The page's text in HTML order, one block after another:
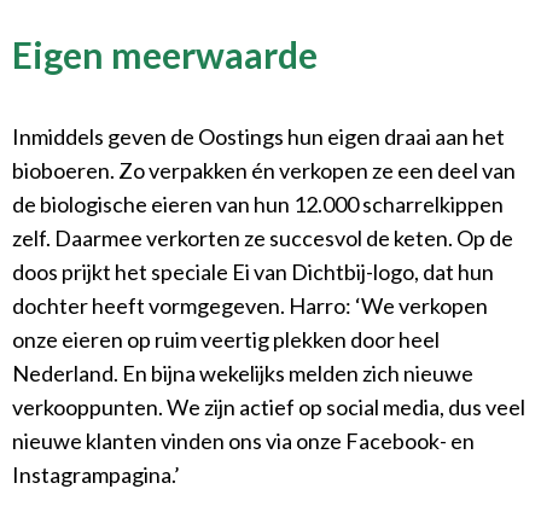
Eigen meerwaarde
Inmiddels geven de Oostings hun eigen draai aan het
bioboeren. Zo verpakken én verkopen ze een deel van
de biologische eieren van hun 12.000 scharrelkippen
zelf. Daarmee verkorten ze succesvol de keten. Op de
doos prijkt het speciale Ei van Dichtbij-logo, dat hun
dochter heeft vormgegeven. Harro: ‘We verkopen
onze eieren op ruim veertig plekken door heel
Nederland. En bijna wekelijks melden zich nieuwe
verkooppunten. We zijn actief op social media, dus veel
nieuwe klanten vinden ons via onze Facebook- en
Instagrampagina.’